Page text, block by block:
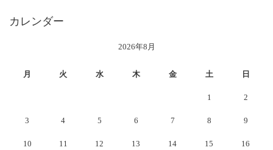
カレンダー
2026年8月
月 火 水 木 金 土 日
1 2
3 4 5 6 7 8 9
10 11 12 13 14 15 16